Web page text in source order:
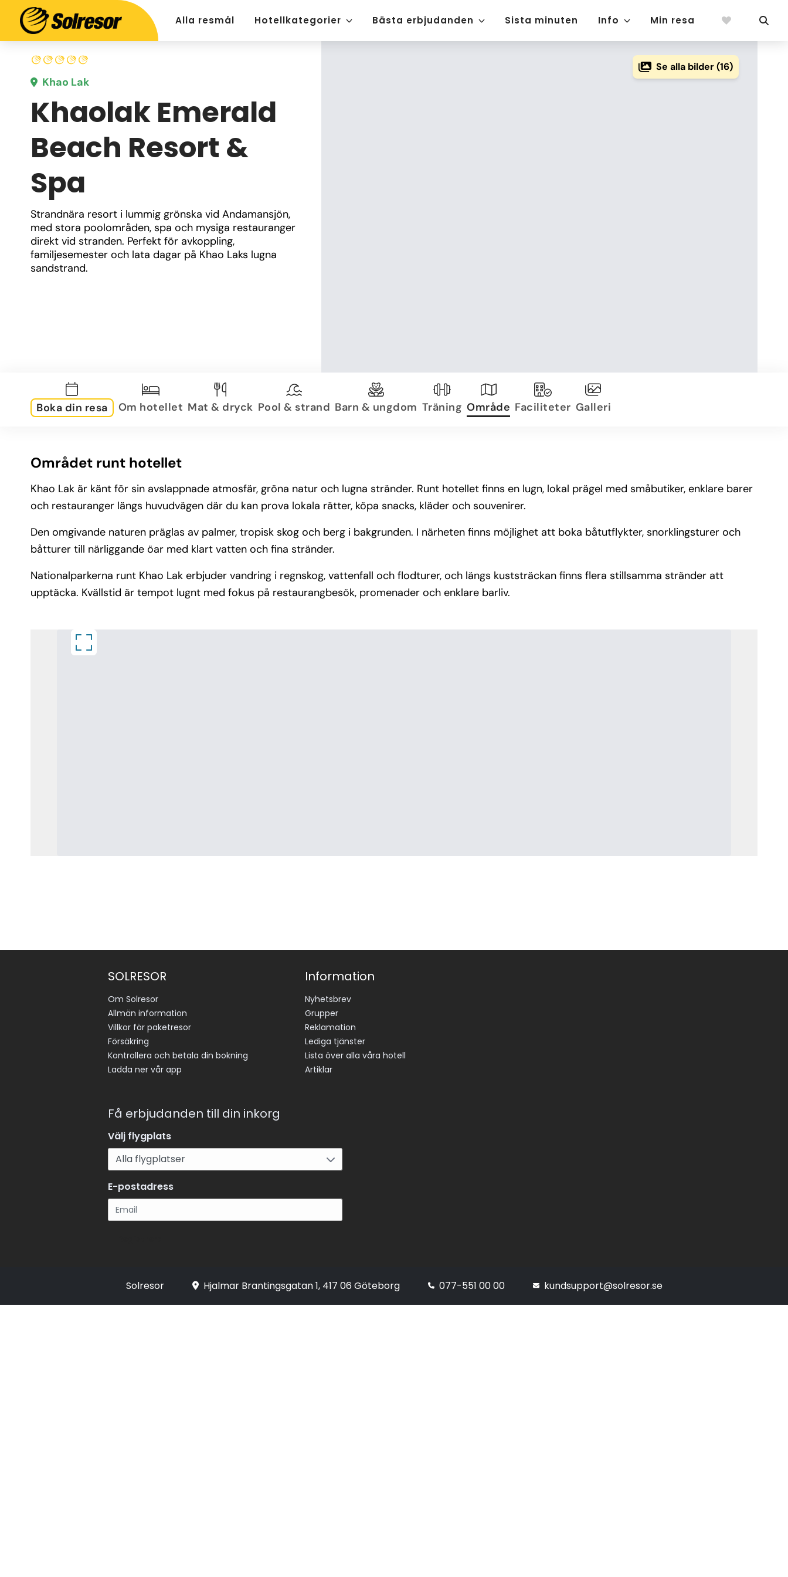
Alla resmål Hotellkategorier Bästa erbjudanden Sista minuten Info Min resa
Khao Lak
Khaolak Emerald
Beach Resort &
Spa
Strandnära resort i lummig grönska vid Andamansjön,
med stora poolområden, spa och mysiga restauranger
direkt vid stranden. Perfekt för avkoppling,
familjesemester och lata dagar på Khao Laks lugna
sandstrand.
Se alla bilder (16)
Boka din resa Om hotellet Mat & dryck Pool & strand Barn & ungdom Träning Område Faciliteter Galleri
Området runt hotellet
Khao Lak är känt för sin avslappnade atmosfär, gröna natur och lugna stränder. Runt hotellet finns en lugn, lokal prägel med småbutiker, enklare barer
och restauranger längs huvudvägen där du kan prova lokala rätter, köpa snacks, kläder och souvenirer.
Den omgivande naturen präglas av palmer, tropisk skog och berg i bakgrunden. I närheten finns möjlighet att boka båtutflykter, snorklingsturer och
båtturer till närliggande öar med klart vatten och fina stränder.
Nationalparkerna runt Khao Lak erbjuder vandring i regnskog, vattenfall och flodturer, och längs kuststräckan finns flera stillsamma stränder att
upptäcka. Kvällstid är tempot lugnt med fokus på restaurangbesök, promenader och enklare barliv.
SOLRESOR
Om Solresor
Allmän information
Villkor för paketresor
Försäkring
Kontrollera och betala din bokning
Ladda ner vår app
Information
Nyhetsbrev
Grupper
Reklamation
Lediga tjänster
Lista över alla våra hotell
Artiklar
Få erbjudanden till din inkorg
Välj flygplats
E-postadress
Solresor Hjalmar Brantingsgatan 1, 417 06 Göteborg 077-551 00 00 kundsupport@solresor.se